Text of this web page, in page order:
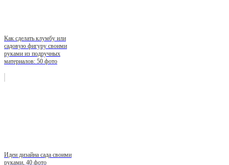
Как сделать клумбу или
садовую фигуру своими
руками из подручных
материалов: 50 фото
Идеи дизайна сада своими
руками, 40 фото